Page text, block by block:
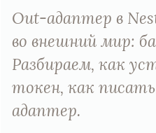
Out-адаптер в
во внешний мир:
Разбираем, как
токен, как
адаптер.